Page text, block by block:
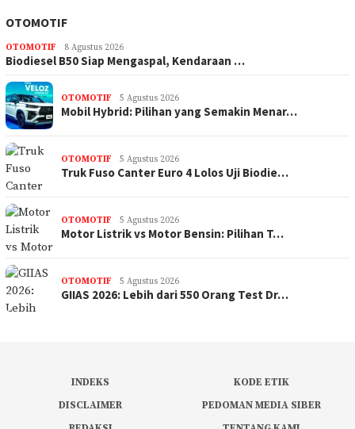
OTOMOTIF
OTOMOTIF 8 Agustus 2026
Biodiesel B50 Siap Mengaspal, Kendaraan …
OTOMOTIF 5 Agustus 2026
Mobil Hybrid: Pilihan yang Semakin Menar…
OTOMOTIF 5 Agustus 2026
Truk Fuso Canter Euro 4 Lolos Uji Biodie…
OTOMOTIF 5 Agustus 2026
Motor Listrik vs Motor Bensin: Pilihan T…
OTOMOTIF 5 Agustus 2026
GIIAS 2026: Lebih dari 550 Orang Test Dr…
INDEKS
KODE ETIK
DISCLAIMER
PEDOMAN MEDIA SIBER